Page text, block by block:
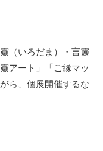
（いろだま）・言靈
アート」「ご縁マッ
ら、個展開催するな